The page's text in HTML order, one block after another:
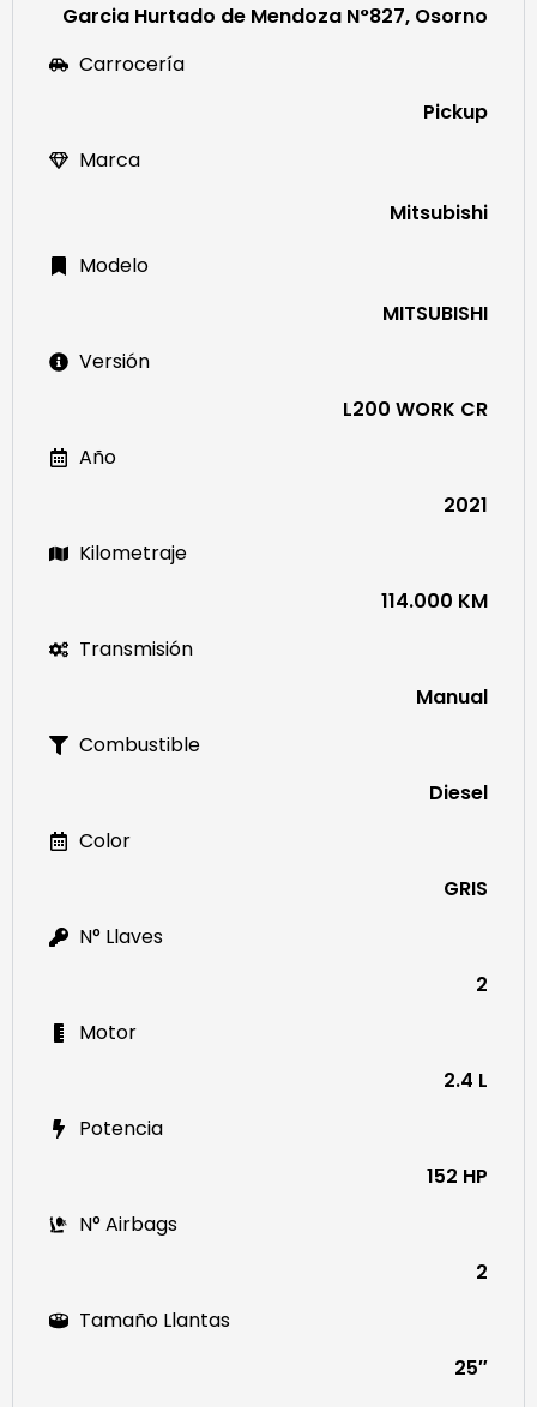
Garcia Hurtado de Mendoza N°827, Osorno
Carrocería
Pickup
Marca
Mitsubishi
Modelo
MITSUBISHI
Versión
L200 WORK CR
Año
2021
Kilometraje
114.000 KM
Transmisión
Manual
Combustible
Diesel
Color
GRIS
N° Llaves
2
Motor
2.4 L
Potencia
152 HP
N° Airbags
2
Tamaño Llantas
25″